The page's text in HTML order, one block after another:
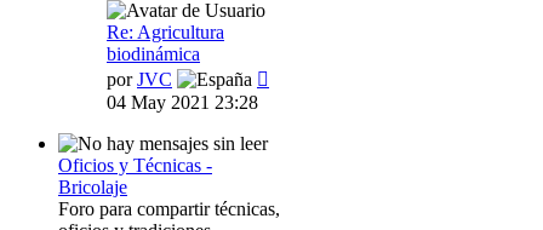
Re: Agricultura
biodinámica
porJVC
04 May 2021 23:28
Oficios y Técnicas -
Bricolaje
Foro para compartir técnicas,